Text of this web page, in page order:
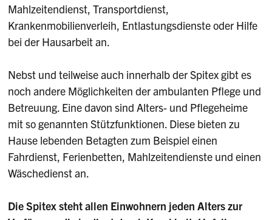
Mahlzeitendienst, Transport­dienst,
Krankenmobilienverleih, Entlastungsdienste oder Hilfe
bei der Hausarbeit an.
Nebst und teilweise auch innerhalb der Spitex gibt es
noch andere Möglichkeiten der ambulanten Pflege und
Betreuung. Eine davon sind Alters- und Pflegeheime
mit so genannten Stützfunktionen. Diese bieten zu
Hause lebenden Betagten zum Beispiel einen
Fahrdienst, Ferienbetten, Mahlzeitendienste und einen
Wäschedienst an.
Die Spitex steht allen Einwohnern jeden Alters zur